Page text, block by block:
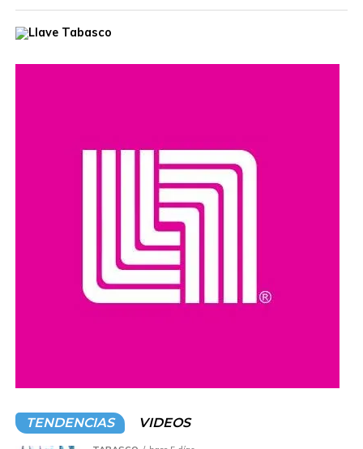
Durante la jornada, la funcionaria escuchó las inquietudes
de las y los ciudadanos, ofreció orientación personalizada
autoridades y la población, además de reafirmar el
compromiso de impulsar acciones y programas que
promuevan el acceso a la cultura y el desarrollo de las
comunidades en todo el estado.
TENDENCIAS VIDEOS